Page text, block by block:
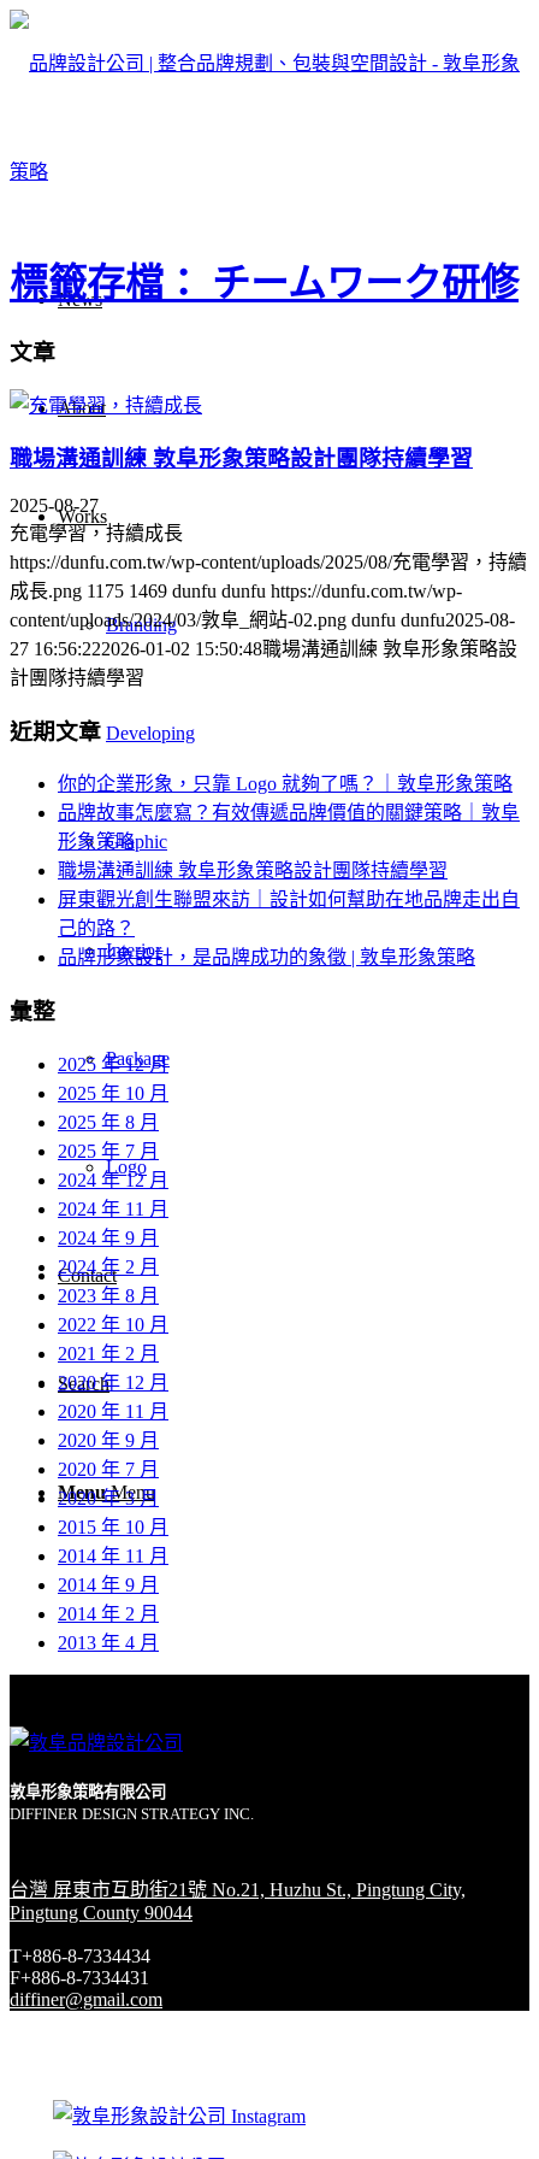
News
About
Works
Branding
Developing
Graphic
Interior
Package
Logo
Contact
Search
Menu Menu
標籤存檔： チームワーク研修
文章
職場溝通訓練 敦阜形象策略設計團隊持續學習
2025-08-27
充電學習，持續成長
https://dunfu.com.tw/wp-content/uploads/2025/08/充電學習，持續
成長.png 1175 1469 dunfu dunfu https://dunfu.com.tw/wp-
content/uploads/2024/03/敦阜_網站-02.png dunfu dunfu2025-08-
27 16:56:222026-01-02 15:50:48職場溝通訓練 敦阜形象策略設
計團隊持續學習
近期文章
你的企業形象，只靠 Logo 就夠了嗎？｜敦阜形象策略
品牌故事怎麼寫？有效傳遞品牌價值的關鍵策略｜敦阜
形象策略
職場溝通訓練 敦阜形象策略設計團隊持續學習
屏東觀光創生聯盟來訪｜設計如何幫助在地品牌走出自
己的路？
品牌形象設計，是品牌成功的象徵 | 敦阜形象策略
彙整
2025 年 12 月
2025 年 10 月
2025 年 8 月
2025 年 7 月
2024 年 12 月
2024 年 11 月
2024 年 9 月
2024 年 2 月
2023 年 8 月
2022 年 10 月
2021 年 2 月
2020 年 12 月
2020 年 11 月
2020 年 9 月
2020 年 7 月
2020 年 3 月
2015 年 10 月
2014 年 11 月
2014 年 9 月
2014 年 2 月
2013 年 4 月
敦阜形象策略有限公司
DIFFINER DESIGN STRATEGY INC.
台灣 屏東市互助街21號 No.21, Huzhu St., Pingtung City,
Pingtung County 90044
T+886-8-7334434
F+886-8-7334431
diffiner@gmail.com